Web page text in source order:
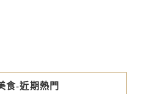
食-近期熱門